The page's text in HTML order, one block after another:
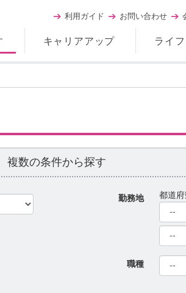
キャリアアップ ライ
利用ガイド お問い合わせ
複数の条件から探す
勤務地 都道
職種